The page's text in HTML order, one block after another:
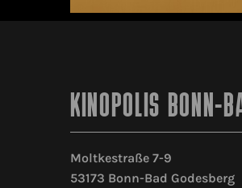
KINOPOLIS BONN-
Moltkestraße 7-9
53173 Bonn-Bad Godesberg